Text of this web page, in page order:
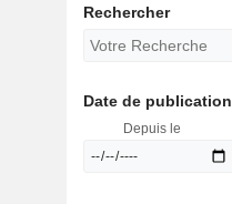
Rechercher
Date de publication
Depuis le